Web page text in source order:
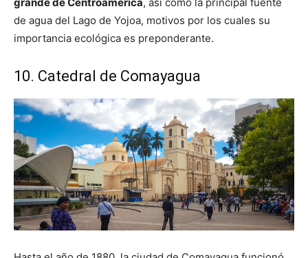
de agua del Lago de Yojoa, motivos por los cuales su
importancia ecológica es preponderante.
10. Catedral de Comayagua